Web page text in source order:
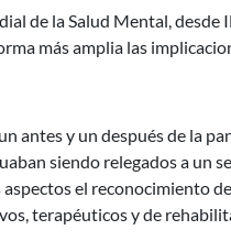
de la Salud Mental, desde
más amplia las
antes y un después de la
siendo relegados a un
el reconocimiento
terapéuticos y de